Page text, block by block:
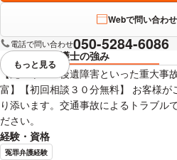
Webで問い合わせ
電話で問い合わせ050-5284-6086
弁護士の強み
【死亡や重い後遺障害といった重大事
富】【初回相談３０分無料】 お客様
り添います。交通事故によるトラブル
ださい。
経験・資格
冤罪弁護経験
視覚的に省略されている要素を
もっと見る